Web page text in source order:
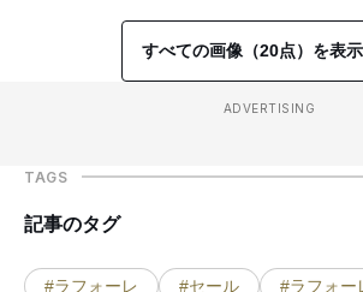
すべての画像（20点）を表
ADVERTISING
TAGS
記事のタグ
#ラフォーレ #セール #ラフォー